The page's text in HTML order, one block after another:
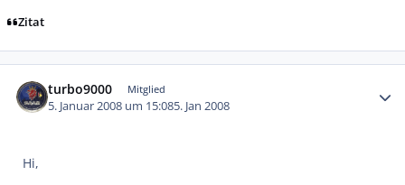
Zitat
turbo9000 Mitglied
5. Januar 2008 um 15:085. Jan 2008
Hi,